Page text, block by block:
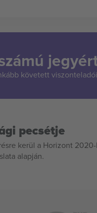
követett
pecsétje
kerül a Horizont
alapján.